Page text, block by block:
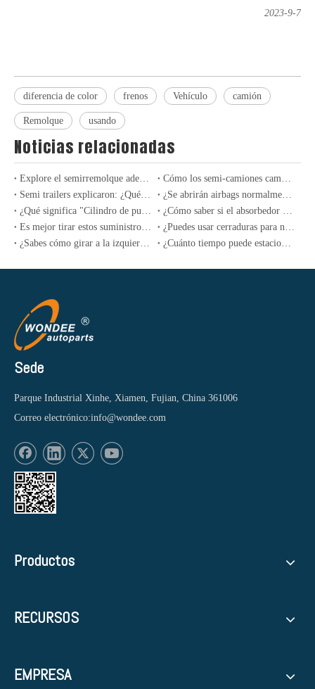
2023-9-7
diferencia de color frenos Vehículo camión
Remolque usando
Noticias relacionadas
Explore el semirremolque adecuado para sus necesidades de carga
Cómo los semi-camiones cambiaron la carga para siempre: un siglo de innovación
Semi trailers explicaron: ¿Qué tipo comprar
¿Se abrirán airbags normalmente en caso de una colisión al conducir sin usar cinturones de seguridad?
¿Qué significa "Cilindro de puntuación "? ¿En qué circunstancias la experiencia del motor "Cilindro de puntuación"?
¿Cómo saber si el absorbedor de choque del automóvil está roto? ¿Debe ser reemplazado en parejas?
Es mejor tirar estos suministros de automóviles lo antes posible.
¿Puedes usar cerraduras para niños en los autos? ¿Cuántos sabes sobre las funciones ocultas en los autos?
¿Sabes cómo girar a la izquierda en el área de espera? ¿Cuándo debo entrar?
¿Cuánto tiempo puede estacionar un automóvil y no conducir como máximo?
Sede
Parque Industrial Xinhe, Xiamen, Fujian, China 361006
Correo electrónico:info@wondee.com
Productos
RECURSOS
EMPRESA